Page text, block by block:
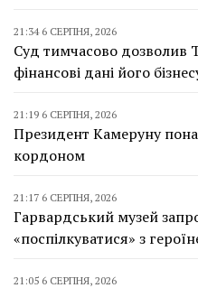
21:34 6 СЕРПНЯ, 2026
Суд тимчасово дозволив
фінансові дані його
21:19 6 СЕРПНЯ, 2026
Президент Камеруну
кордоном
21:17 6 СЕРПНЯ, 2026
Гарвардський музей
«поспілкуватися» з
21:05 6 СЕРПНЯ, 2026